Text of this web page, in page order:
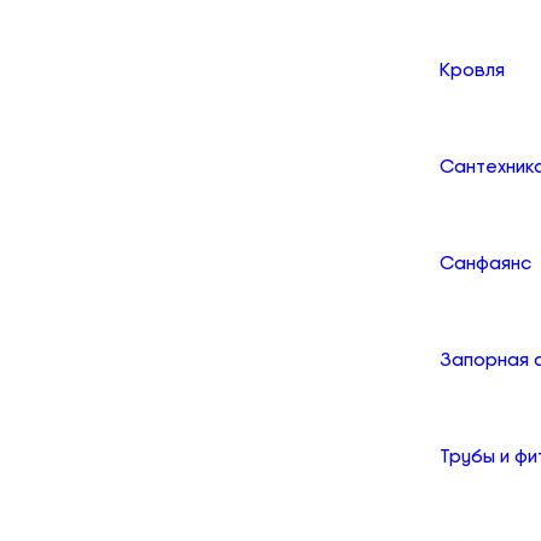
Кровля
Санфаянс
Запорная
Трубы и